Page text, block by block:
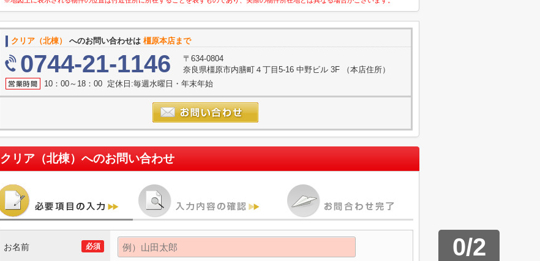
クリア（北棟） へのお問い合わせは 橿原本店まで
0744-21-1146
〒634-0804
奈良県橿原市内膳町４丁目5-16 中野ビル 3F （本店住所）
10：00～18：00 定休日:毎週水曜日・年末年始
クリア（北棟） へのお問い合わせ
0/2
必須
お名前